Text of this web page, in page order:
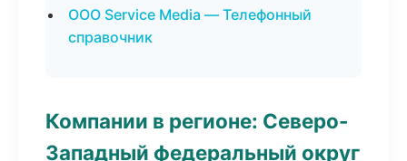
ООО Service Media — Телефонный
справочник
Компании в регионе: Северо-
Западный федеральный округ